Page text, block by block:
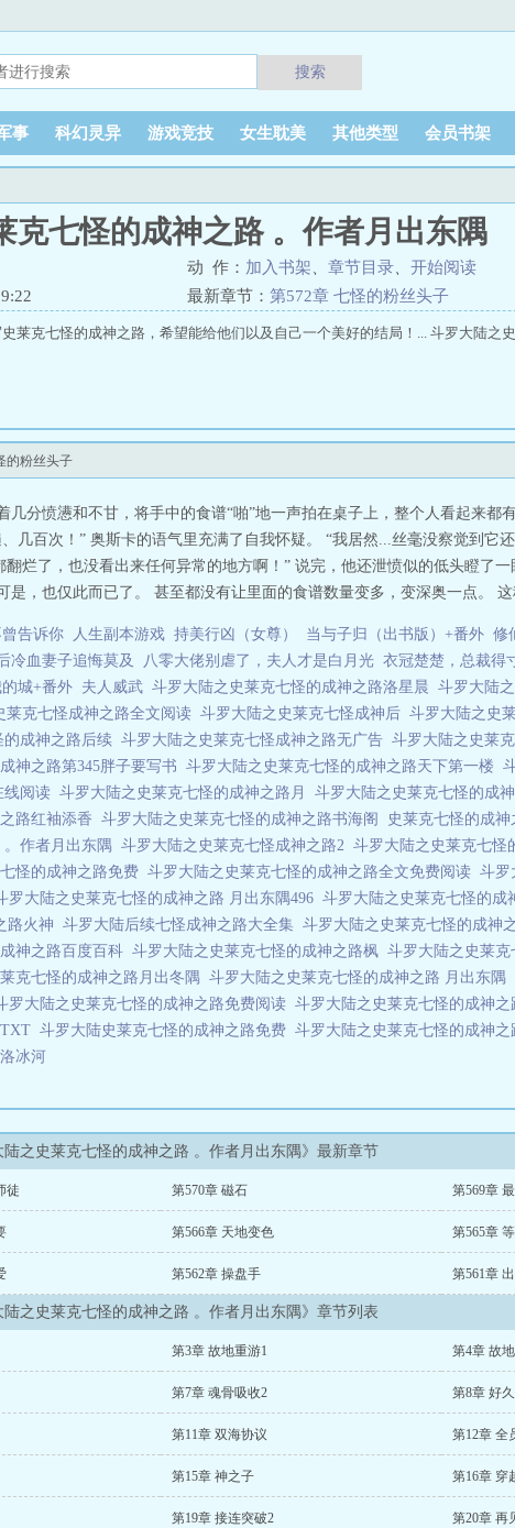
搜索
事 科幻灵异 游戏竞技 女生耽美 其他类型 会员书架
克七怪的成神之路 。作者月出东隅
动 作： 加入书架 章节目录
开始阅读
最新章节： 第572章 七怪的粉丝头子
莱克七怪的成神之路，希望能给他们以及自己一个美好的结局！... 斗罗大陆之
的粉丝头子
分愤懑和不甘，将手中的食谱“啪”地一声拍在桌子上，整个人看起来都
几百次！” 奥斯卡的语气里充满了自我怀疑。 “我居然...丝毫没察觉到它
烂了，也没看出来任何异常的地方啊！” 说完，他还泄愤似的低头瞪了
，也仅此而已了。 甚至都没有让里面的食谱数量变多，变深奥一点。 这
告诉你 人生副本游戏 持美行凶（女尊） 当与子归（出书版）+番外 修
冷血妻子追悔莫及 八零大佬别虐了，夫人才是白月光 衣冠楚楚，总裁得
城+番外 夫人威武 斗罗大陆之史莱克七怪的成神之路洛星晨 斗罗大陆
莱克七怪成神之路全文阅读 斗罗大陆之史莱克七怪成神后 斗罗大陆之史
成神之路后续 斗罗大陆之史莱克七怪成神之路无广告 斗罗大陆之史莱
神之路第345胖子要写书 斗罗大陆之史莱克七怪的成神之路天下第一楼
线阅读 斗罗大陆之史莱克七怪的成神之路月 斗罗大陆之史莱克七怪的成
路红袖添香 斗罗大陆之史莱克七怪的成神之路书海阁 史莱克七怪的成神
作者月出东隅 斗罗大陆之史莱克七怪成神之路2 斗罗大陆之史莱克七怪
怪的成神之路免费 斗罗大陆之史莱克七怪的成神之路全文免费阅读 斗罗
罗大陆之史莱克七怪的成神之路 月出东隅496 斗罗大陆之史莱克七怪的成
路火神 斗罗大陆后续七怪成神之路大全集 斗罗大陆之史莱克七怪的成神
神之路百度百科 斗罗大陆之史莱克七怪的成神之路枫 斗罗大陆之史莱
克七怪的成神之路月出冬隅 斗罗大陆之史莱克七怪的成神之路 月出东隅
罗大陆之史莱克七怪的成神之路免费阅读 斗罗大陆之史莱克七怪的成神之
斗罗大陆史莱克七怪的成神之路免费 斗罗大陆之史莱克七怪的成神
冰河
陆之史莱克七怪的成神之路 。作者月出东隅》最新章节
徒 第570章 磁石 第569章
第566章 天地变色 第565章
第562章 操盘手 第561章
陆之史莱克七怪的成神之路 。作者月出东隅》章节列表
第3章 故地重游1 第4章 故
第7章 魂骨吸收2 第8章 好
第11章 双海协议 第12章 全
第15章 神之子 第16章 穿
第19章 接连突破2 第20章 再